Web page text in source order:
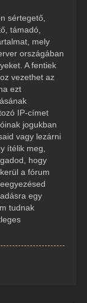
sértegető,
támadó,
mely
országában
A fentiek
vezethet az
ezt
IP-címet
jogukban
vagy lezárni
ítélik meg,
hogy
a fórum
egy
tudnak